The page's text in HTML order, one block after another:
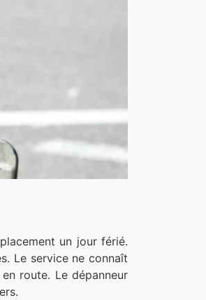
un jour férié.
Le service ne connaît
route. Le dépanneur